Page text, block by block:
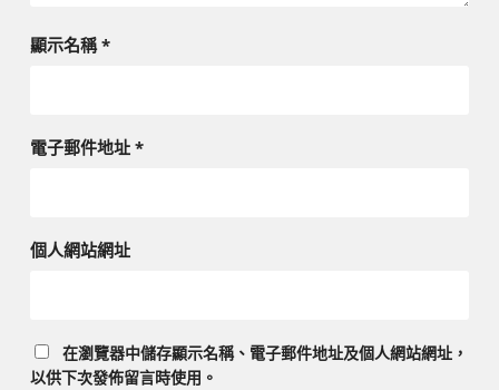
顯示名稱*
電子郵件地址 *
個人網站網址
在瀏覽器中儲存顯示名稱、電子郵件地址及個人網站網址，
以供下次發佈留言時使用。